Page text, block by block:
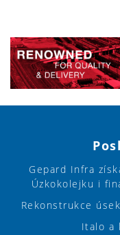
Gepard Infra
Úzkokolejku i
Rekonstrukce
Italo a